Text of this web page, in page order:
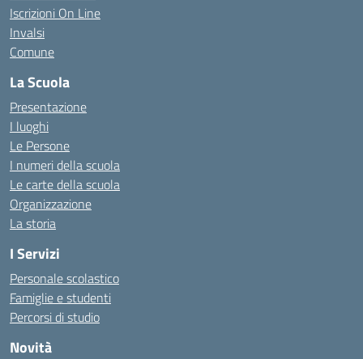
Iscrizioni On Line
Invalsi
Comune
La Scuola
Presentazione
I luoghi
Le Persone
I numeri della scuola
Le carte della scuola
Organizzazione
La storia
I Servizi
Personale scolastico
Famiglie e studenti
Percorsi di studio
Novità